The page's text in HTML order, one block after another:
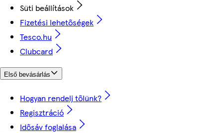
Süti beállítások
Fizetési lehetőségek
Tesco.hu
Clubcard
Első bevásárlás
Hogyan rendelj tőlünk?
Regisztráció
Idősáv foglalása